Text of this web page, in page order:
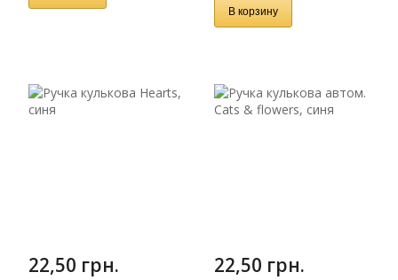
В корзину
22,50 грн. 22,50 грн.